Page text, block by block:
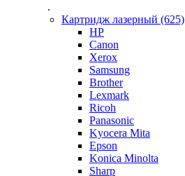
.
Картридж лазерный (625)
HP
Canon
Xerox
Samsung
Brother
Lexmark
Ricoh
Panasonic
Kyocera Mita
Epson
Konica Minolta
Sharp